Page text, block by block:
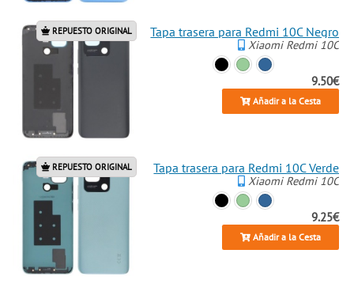
REPUESTO ORIGINAL Tapa trasera para Redmi 10C Negro
Xiaomi Redmi 10C
9.50€
Añadir a la Cesta
REPUESTO ORIGINAL Tapa trasera para Redmi 10C Verde
Xiaomi Redmi 10C
9.25€
Añadir a la Cesta